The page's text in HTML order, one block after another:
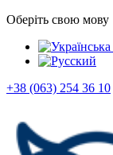
Оберіть свою мову
+38 (063) 254 36 10